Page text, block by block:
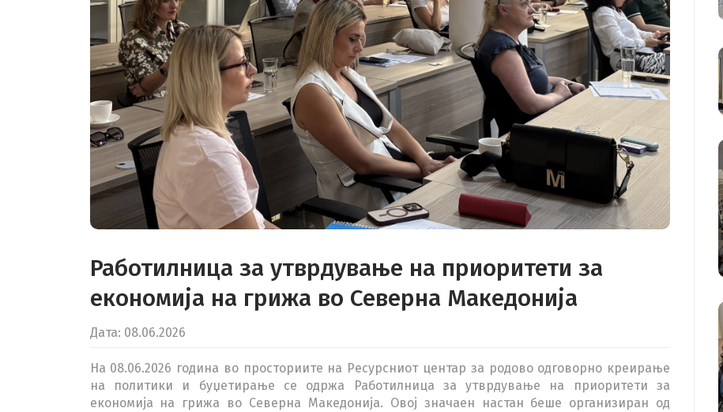
Работилница за утврдување на приоритети за
економија на грижа во Северна Македонија
Дата: 08.06.2026
На 08.06.2026 година во просториите на Ресурсниот центар за родово одговорно креирање
на политики и буџетирање се одржа Работилница за утврдување на приоритети за
економија на грижа во Северна Македонија. Овој значаен настан беше организиран од